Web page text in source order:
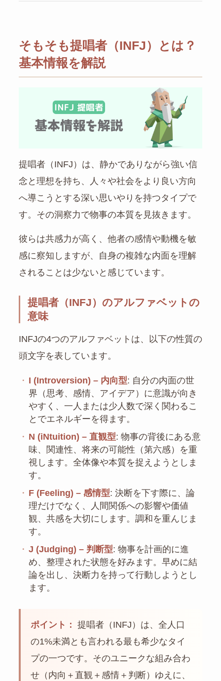
そもそも提唱者（INFJ）とは？
基本情報を解説
提唱者（INFJ）は、静かでありながら強い信
念と理想を持ち、人々や社会をより良い方向
へ導こうとする深い思いやりを持つタイプで
す。その洞察力で物事の本質を見抜きます。
彼らは共感力が高く、他者の感情や動機を敏
感に察知しますが、自身の複雑な内面を理解
されることは少ないと感じています。
提唱者（INFJ）のアルファベットの
意味
INFJの4つのアルファベットは、以下の性質の
頭文字を表しています。
・ I (Introversion) – 内向型: 自分の内面の世
界（思考、感情、アイデア）に意識が向き
やすく、一人または少人数で深く関わるこ
とでエネルギーを得ます。
・ N (iNtuition) – 直観型: 物事の背後にある意
味、関連性、将来の可能性（第六感）を重
視します。全体像や本質を捉えようとしま
す。
・ F (Feeling) – 感情型: 決断を下す際に、論
理だけでなく、人間関係への影響や価値
観、共感を大切にします。調和を重んじま
す。
・ J (Judging) – 判断型: 物事を計画的に進
め、整理された状態を好みます。早めに結
論を出し、決断力を持って行動しようとし
ます。
ポイント： 提唱者（INFJ）は、全人口
の1%未満とも言われる最も希少なタイ
プの一つです。そのユニークな組み合わ
せ（内向＋直観＋感情＋判断）ゆえに、